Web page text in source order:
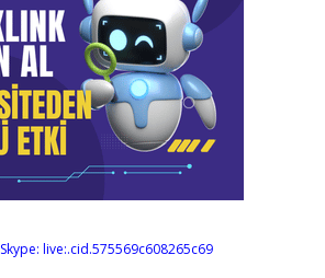
Skype: live:.cid.575569c608265c69